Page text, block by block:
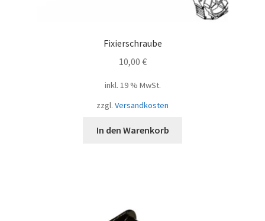
Fixierschraube
10,00 €
inkl. 19 % MwSt.
zzgl. Versandkosten
In den Warenkorb